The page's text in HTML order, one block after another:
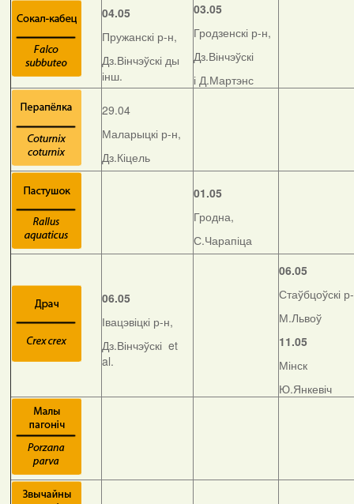
04.05
Пружанскі р-н,
Дз.Вінчэўскі ды
інш.
03.05
Гродзенскі р-н,
Дз.Вінчэўскі
і Д.Мартэнс
29.04
Маларыцкі р-н,
Дз.Кіцель
01.05
Гродна,
С.Чарапіца
06.05
Івацэвіцкі р-н,
Дз.Вінчэўскі et
al.
06.05
Стаўбцоўскі
М.Львоў
11.05
Мінск
Ю.Янкевіч